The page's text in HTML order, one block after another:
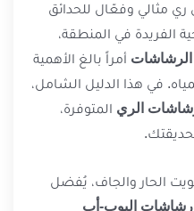
ري مثالي وفعّال للحدائق
الفريدة في المنطقة،
الرشاشات أمراً بالغ الأهمية
في هذا الدليل الشامل،
رشاشات الري المتوفرة،
الحار والجاف، يُفضل
رشاشات البوب-أب